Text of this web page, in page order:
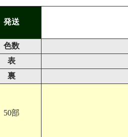
発送
色数
表
裏
50部